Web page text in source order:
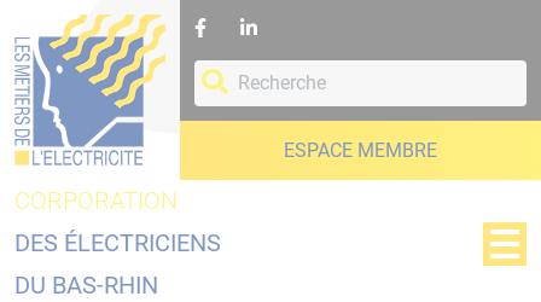
ESPACE MEMBRE
CORPORATION
DES ÉLECTRICIENS
DU BAS-RHIN
Panneau de gestion des cookies